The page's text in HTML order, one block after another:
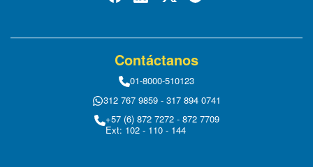
Contáctanos
01-8000-510123
312 767 9859 - 317 894 0741
+57 (6) 872 7272 - 872 7709
Ext: 102 - 110 - 144